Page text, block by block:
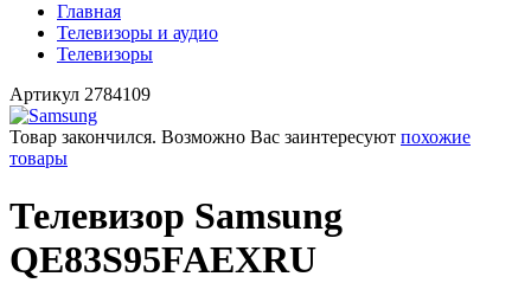
Главная
Телевизоры и аудио
Телевизоры
Артикул 2784109
Товар закончился. Возможно Вас заинтересуют похожие
товары
Телевизор Samsung
QE83S95FAEXRU